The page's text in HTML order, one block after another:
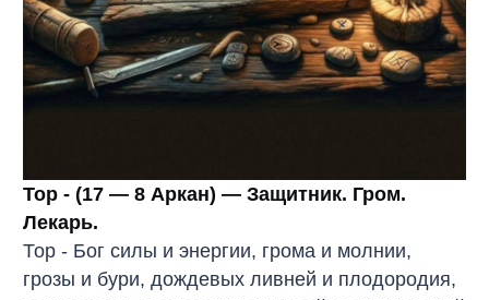
Тор - (17 — 8 Аркан) — Защитник. Гром.
Лекарь.
Тор - Бог силы и энергии, грома и молнии,
грозы и бури, дождевых ливней и плодородия,